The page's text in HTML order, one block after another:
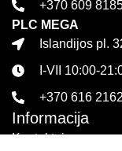
+370 609
PLC MEGA
Islandijos pl.
I-VII 10:00-
+370 616
Informacija
Kontaktai